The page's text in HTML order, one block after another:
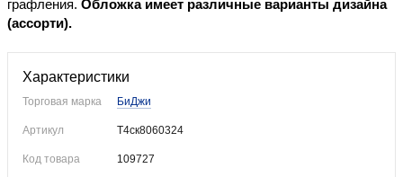
графления. Обложка имеет различные варианты дизайна
(ассорти).
Характеристики
Торговая марка БиДжи
Артикул Т4ск8060324
Код товара 109727